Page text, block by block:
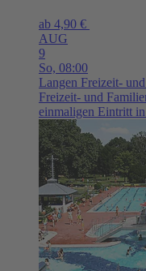
ab 4,90 €
AUG
9
So, 08:00
Langen Freizeit-
Freizeit- und
einmaligen Eintritt